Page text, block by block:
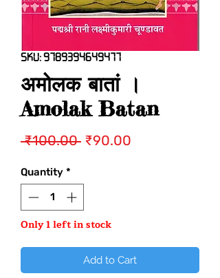
SKU: 9789394649477
अमोलक बातां ।
Amolak Batan
₹100.00 Regular
₹90.00
Quantity *
Only 1 left in stock
Add to Cart